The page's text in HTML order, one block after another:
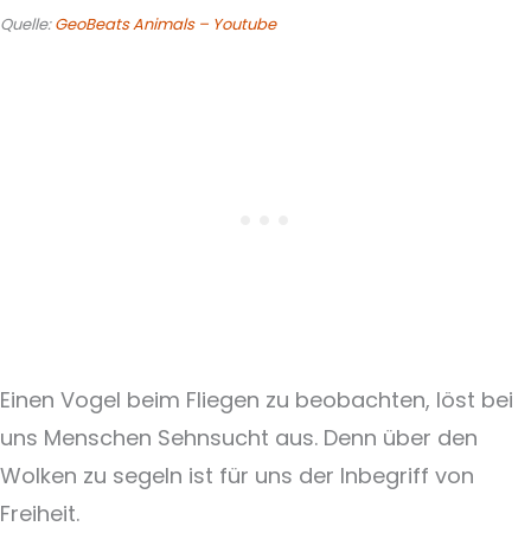
Quelle:GeoBeats Animals – Youtube
Einen Vogel beim Fliegen zu beobachten, löst bei
uns Menschen Sehnsucht aus. Denn über den
Wolken zu segeln ist für uns der Inbegriff von
Freiheit.